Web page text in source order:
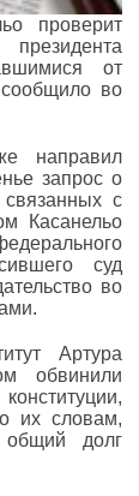
проверит
от
сообщило во
направил
запрос о
связанных с
Касанельо
суд
во
Артура
обвинили
их словам,
общий долг